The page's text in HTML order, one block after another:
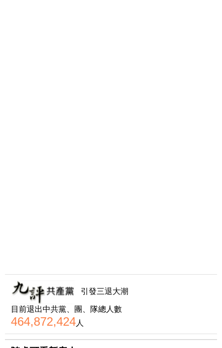
引發三退大潮
目前退出中共黨、團、隊總人數
464,872,424人